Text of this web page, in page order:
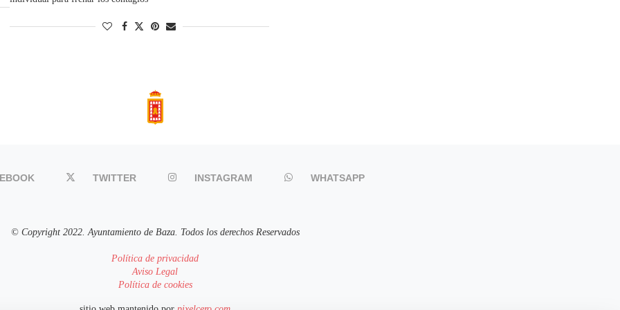
TWITTER INSTAGRAM WHATSAPP
© Copyright 2022. Ayuntamiento de Baza. Todos los derechos Reservados
Política de privacidad
Aviso Legal
Política de cookies